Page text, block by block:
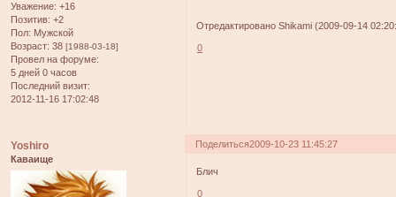
Уважение: +16
Позитив: +2
Пол: Мужской
Возраст: 38 [1988-03-18]
Провел на форуме:
5 дней 0 часов
Последний визит:
2012-11-16 17:02:48
Отредактировано Shikami (2009-09-14
0
Поделиться2009-10-23 11:45:27
Yoshiro
Каваище
Блич
0